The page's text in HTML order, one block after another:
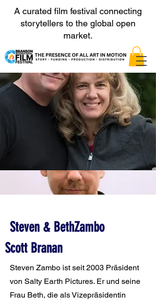
A curated film festival connecting
storytellers to the global open
market.
Steven & BethZambo
Scott Branan
Steven Zambo ist seit 2003 Präsident
von Salty Earth Pictures. Er und seine
Frau Beth, die als Vizepräsidentin